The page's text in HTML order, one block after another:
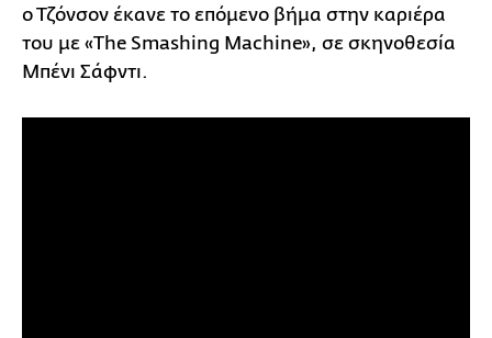
ο Τζόνσον έκανε το επόμενο βήμα στην καριέρα
του με «The Smashing Machine», σε σκηνοθεσία
Μπένι Σάφντι.